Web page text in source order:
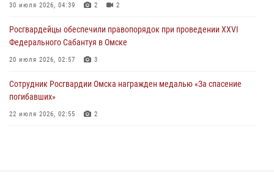
миграционного законодательства в Омске (видео)
30 июля 2026, 04:39 2 2
Росгвардейцы обеcпечили правопорядок при проведении XXVI
Федерального Сабантуя в Омске
20 июля 2026, 02:57 3
Сотрудник Росгвардии Омска награжден медалью «За спасение
погибавших»
22 июля 2026, 02:55 2